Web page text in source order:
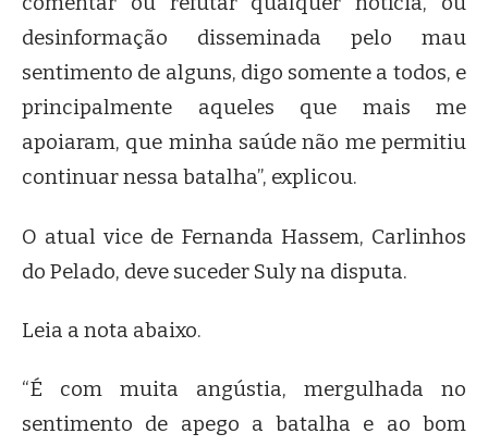
desinformação disseminada pelo mau
sentimento de alguns, digo somente a todos, e
principalmente aqueles que mais me
apoiaram, que minha saúde não me permitiu
continuar nessa batalha”, explicou.
O atual vice de Fernanda Hassem, Carlinhos
do Pelado, deve suceder Suly na disputa.
Leia a nota abaixo.
“É com muita angústia, mergulhada no
sentimento de apego a batalha e ao bom